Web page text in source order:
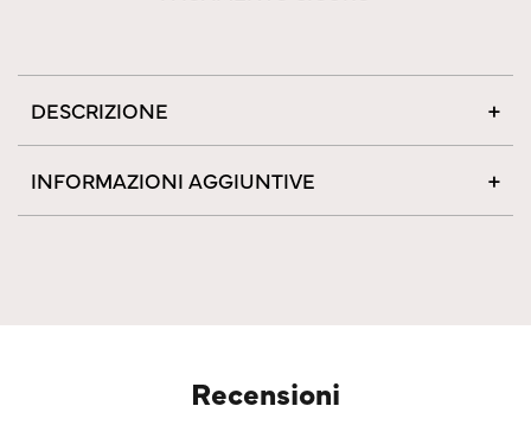
DESCRIZIONE
INFORMAZIONI AGGIUNTIVE
Recensioni